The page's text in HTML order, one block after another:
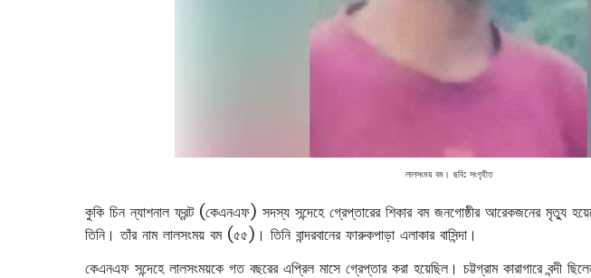
লালসংময় বম। ছবি: সংগৃহীত
কুকি চিন ন্যাশনাল ফ্রন্ট (কেএনএফ) সদস্য সন্দেহে গ্রেপ্তারের শিকার বম জনগোষ্ঠীর আরেকজনের মৃত্যু
তিনি। তাঁর নাম লালসংময় বম (৫৫)। তিনি বান্দরবানের ফারুকপাড়া এলাকার বাসিন্দা।
কেএনএফ সন্দেহে লালসংময়কে গত বছরের এপ্রিল মাসে গ্রেপ্তার করা হয়েছিল। চট্টগ্রাম কারাগারে বন্দী